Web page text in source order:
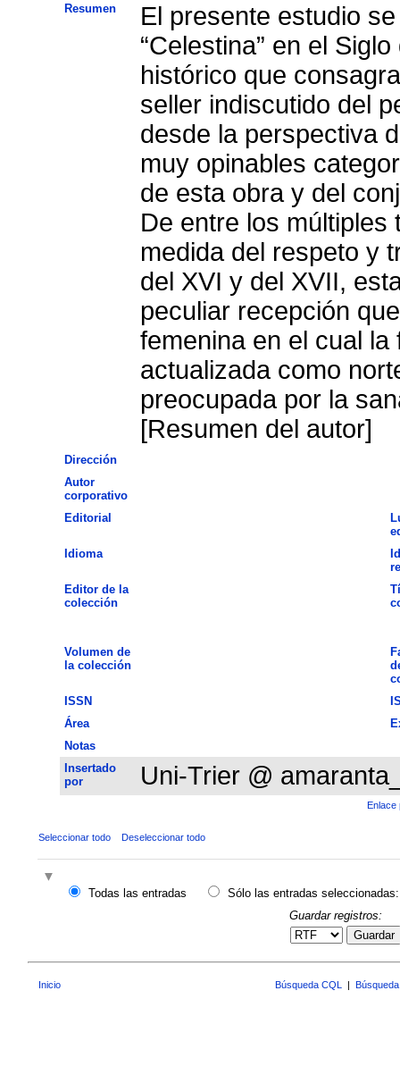
Resumen
El presente estudio
“Celestina” en el
histórico que
seller indiscutido del
desde la perspectiva
muy opinables
de esta obra y del
De entre los múltiples
medida del respeto y
del XVI y del XVII,
peculiar recepción
femenina en el cual
actualizada como
preocupada por la
[Resumen del autor]
Dirección
Autor
corporativo
Editorial
Idioma
Editor de la
colección
Volumen de
la colección
ISSN
Área
Notas
Insertado
por
Uni-Trier @
Enlace
Seleccionar todo Deseleccionar todo
Todas las entradas
Sólo las entradas seleccionadas:
Guardar registros:
Guardar
Inicio Búsqueda CQL